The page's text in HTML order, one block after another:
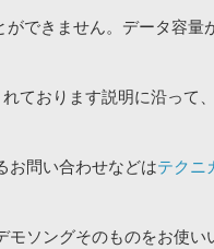
できません。データ容量
ております説明に沿って
お問い合わせなどはテクニ
ソングそのものをお使い